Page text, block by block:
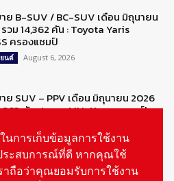
ย B-SUV / BC-SUV เดือน มิถุนายน
วม 14,362 คัน : Toyota Yaris
ครองแชมป์
นต์ August 6, 2026
ย SUV – PPV เดือน มิถุนายน 2026
คัน : Isuzu MU-X ครองแชมป์
นต์ August 6, 2026
นการเก็บข้อมูลการใช้งาน
ระสบการณ์ที่ดี หากคุณใช้
าถือว่าคุณยอมรับการใช้งาน